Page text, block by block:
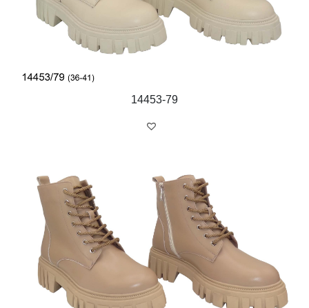
14453-79
вул. С. Москаленка, 18-а
9:00 - 17:00
Вівторок
9:00 - 17:00
Середа
9:00 - 17:00
Четвер
9:00 - 17:00
П’ятниця
9:00 - 17:00
© 2018 BISTFOR
Powered bySayen